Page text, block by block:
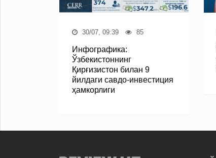
30/07, 09:39 85
Инфографика:
Ўзбекистоннинг
Қирғизистон билан 9
йилдаги савдо-инвестиция
ҳамкорлиги